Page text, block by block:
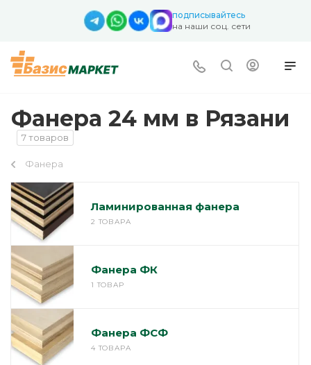
подписывайтесь
на наши соц. сети
Фанера 24 мм в Рязани
7 товаров
Фанера
Ламинированная фанера
2 ТОВАРА
Фанера ФК
1 ТОВАР
Фанера ФСФ
4 ТОВАРА